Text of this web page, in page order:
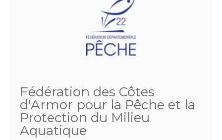
Fédération des Côtes
d'Armor pour la Pêche et la
Protection du Milieu
Aquatique